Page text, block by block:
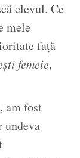
elevul. Ce
mele
față
femeie,
am fost
undeva